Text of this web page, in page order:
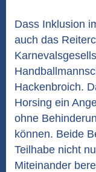
Dass Inklusion
auch das
Hackenbroich.
Horsing ein
ohne
können. Beide
Teilhabe nicht
Miteinander